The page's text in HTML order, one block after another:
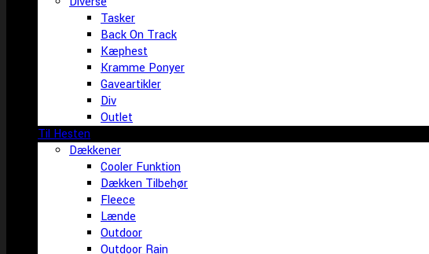
Tasker
Back On Track
Kæphest
Kramme Ponyer
Gaveartikler
Div
Outlet
Til Hesten
Dækkener
Cooler Funktion
Dækken Tilbehør
Fleece
Lænde
Outdoor
Outdoor Rain